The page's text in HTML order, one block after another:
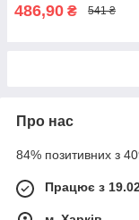
486,90 ₴ 541 ₴
Про нас
84% позитивних з
Працює з